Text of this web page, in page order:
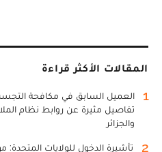
المقالات الأكثر قراءة
1
العميل السابق في مكافحة
تفاصيل مثيرة عن روابط نظام
والجزائر
2